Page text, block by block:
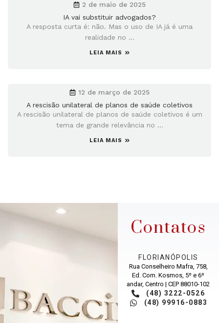
2 de maio de 2025
IA vai substituir advogados?
A resposta curta é: não. Mas o uso de IA já é uma
realidade no ...
LEIA MAIS
12 de março de 2025
A rescisão unilateral de planos de saúde coletivos
A rescisão unilateral de planos de saúde coletivos é um
tema de grande relevância no ...
LEIA MAIS
Contatos
FLORIANÓPOLIS
Rua Conselheiro Mafra, 758,
Ed. Com. Kosmos, 5º e 6º
andar, Centro | CEP 88010-102
(48) 3222-0526
(48) 99916-0883